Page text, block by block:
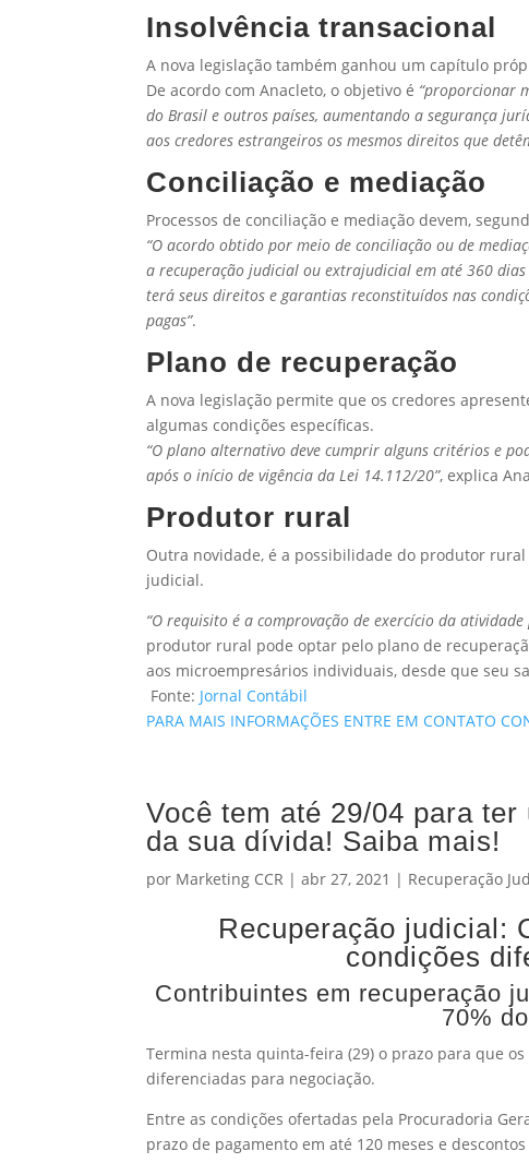
Insolvência transacional
A nova legislação também ganhou um capítulo
De acordo com Anacleto, o objetivo é “proporcionar
do Brasil e outros países, aumentando a segurança
aos credores estrangeiros os mesmos direitos que
Conciliação e mediação
Processos de conciliação e mediação devem,
“O acordo obtido por meio de conciliação ou de
a recuperação judicial ou extrajudicial em até 360
terá seus direitos e garantias reconstituídos nas
pagas”.
Plano de recuperação
A nova legislação permite que os credores
algumas condições específicas.
“O plano alternativo deve cumprir alguns critérios e
após o início de vigência da Lei 14.112/20”, explica
Produtor rural
Outra novidade, é a possibilidade do produtor
judicial.
“O requisito é a comprovação de exercício da
produtor rural pode optar pelo plano de
aos microempresários individuais, desde que seu
Fonte: Jornal Contábil
PARA MAIS INFORMAÇÕES ENTRE EM CONTATO
Você tem até 29/04 para
da sua dívida! Saiba mais!
por Marketing CCR |abr 27, 2021 | Recuperação
Recuperação judicial:
condições
Contribuintes em recuperação
70%
Termina nesta quinta-feira (29) o prazo para que
diferenciadas para negociação.
Entre as condições ofertadas pela Procuradoria
prazo de pagamento em até 120 meses e